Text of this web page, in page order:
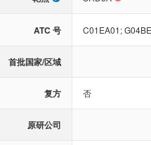
ATC 号 C01EA01;
首批国家/区域
复方 否
原研公司